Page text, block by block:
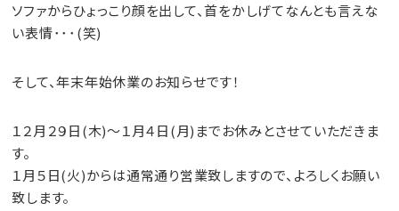
ソファからひょっこり顔を出して、首をかしげてなんとも言えな
い表情･･･(笑)
そして、年末年始休業のお知らせです！
１２月２９日(木)～１月４日(月) までお休みとさせていただきま
す。
１月５日(火)からは通常通り営業致しますので、よろしくお願い
致します。